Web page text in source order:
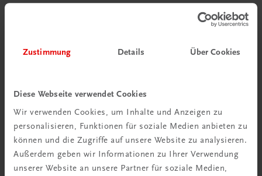
Zustimmung Details Über Cookies
Diese Webseite verwendet Cookies
Wir verwenden Cookies, um Inhalte und Anzeigen zu
personalisieren, Funktionen für soziale Medien anbieten zu
können und die Zugriffe auf unsere Website zu analysieren.
Außerdem geben wir Informationen zu Ihrer Verwendung
unserer Website an unsere Partner für soziale Medien,